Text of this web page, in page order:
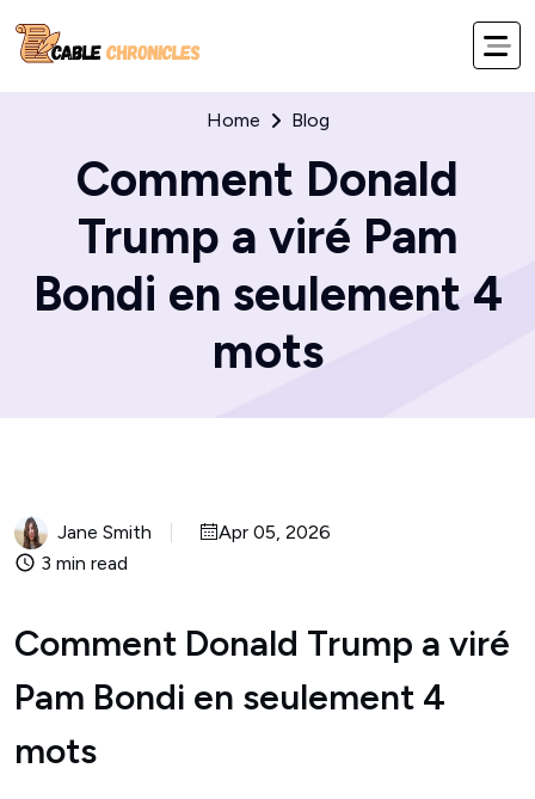
Home Blog
Comment Donald
Trump a viré Pam
Bondi en seulement 4
mots
Jane Smith
Apr 05, 2026
3 min read
Comment Donald Trump a viré
Pam Bondi en seulement 4
mots